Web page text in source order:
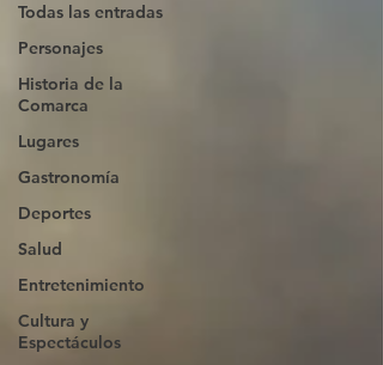
Todas las entradas
Personajes
Historia de la
Comarca
Lugares
Gastronomía
Deportes
Salud
Entretenimiento
Cultura y
Espectáculos